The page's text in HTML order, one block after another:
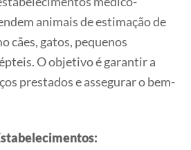
animais de estimação de
cães, gatos, pequenos
O objetivo é garantir a
prestados e assegurar o bem-